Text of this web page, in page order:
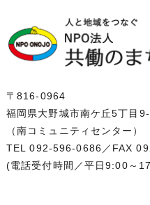
〒816-0964
福岡県大野城市南ケ丘5丁目
（南コミュニティセンター）
TEL 092-596-0686／FAX
(電話受付時間／平日9:00～